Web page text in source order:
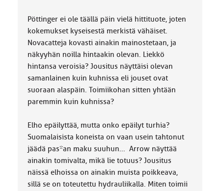
Pöttinger ei ole täällä päin vielä hittituote, joten
kokemukset kyseisestä merkistä vähäiset.
Novacatteja kovasti ainakin mainostetaan, ja
näkyyhän noilla hintaakin olevan. Liekkö
hintansa veroisia? Jousitus näyttäisi olevan
samanlainen kuin kuhnissa eli jouset ovat
suoraan alaspäin. Toimiikohan sitten yhtään
paremmin kuin kuhnissa?
Elho epäilyttää, mutta onko epäilyt turhia?
Suomalaisista koneista on vaan usein tahtonut
jäädä pas*an maku suuhun... Arrow näyttää
ainakin tomivalta, mikä lie totuus? Jousitus
näissä elhoissa on ainakin muista poikkeava,
sillä se on toteutettu hydrauliikalla. Miten toimii